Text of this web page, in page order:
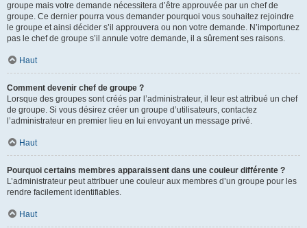
groupe mais votre demande nécessitera d’être approuvée par un chef de
groupe. Ce dernier pourra vous demander pourquoi vous souhaitez rejoindre
le groupe et ainsi décider s’il approuvera ou non votre demande. N’importunez
pas le chef de groupe s’il annule votre demande, il a sûrement ses raisons.
Haut
Comment devenir chef de groupe ?
Lorsque des groupes sont créés par l’administrateur, il leur est attribué un chef
de groupe. Si vous désirez créer un groupe d’utilisateurs, contactez
l’administrateur en premier lieu en lui envoyant un message privé.
Haut
Pourquoi certains membres apparaissent dans une couleur différente ?
L’administrateur peut attribuer une couleur aux membres d’un groupe pour les
rendre facilement identifiables.
Haut